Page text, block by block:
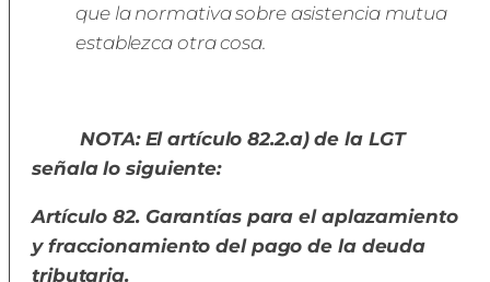
que la normativa sobre asistencia mutua
establezca otra cosa.
NOTA: El artículo 82.2.a) de la LGT
señala lo siguiente:
Artículo 82. Garantías para el aplazamiento
y fraccionamiento del pago de la deuda
tributaria.